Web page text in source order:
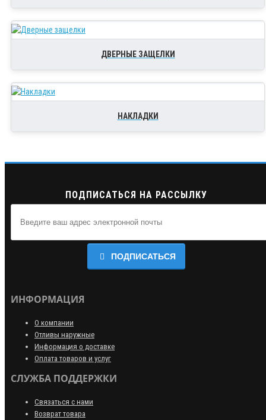
ДВЕРНЫЕ ЗАЩЕЛКИ
НАКЛАДКИ
ПОДПИСАТЬСЯ НА РАССЫЛКУ
ПОДПИСАТЬСЯ
ИНФОРМАЦИЯ
О компании
Отливы наружные
Информация о доставке
Оплата товаров и услуг
СЛУЖБА ПОДДЕРЖКИ
Связаться с нами
Возврат товара